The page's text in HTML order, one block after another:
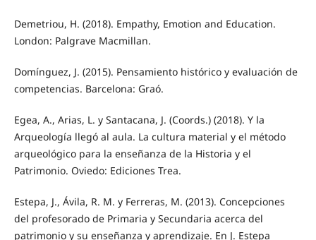
Demetriou, H. (2018). Empathy, Emotion and Education.
London: Palgrave Macmillan.
Domínguez, J. (2015). Pensamiento histórico y evaluación de
competencias. Barcelona: Graó.
Egea, A., Arias, L. y Santacana, J. (Coords.) (2018). Y la
Arqueología llegó al aula. La cultura material y el método
arqueológico para la enseñanza de la Historia y el
Patrimonio. Oviedo: Ediciones Trea.
Estepa, J., Ávila, R. M. y Ferreras, M. (2013). Concepciones
del profesorado de Primaria y Secundaria acerca del
patrimonio y su enseñanza y aprendizaje. En J. Estepa